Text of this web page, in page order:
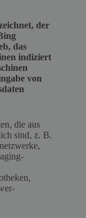
der
das
indiziert
von
die aus
sind, z. B.